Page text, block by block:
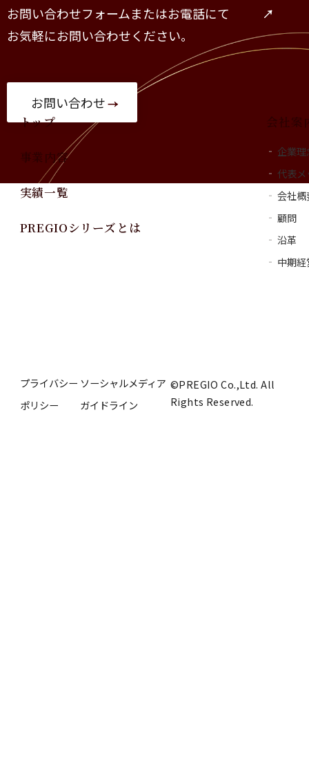
お問い合わせフォームまたはお電話にて
お気軽にお問い合わせください。
お問い合わせ
一覧
トップ
事業内容
実績一覧
PREGIOシリーズとは
会社案
企業
代表
会社概
顧問
沿革
中期
プライバシー
ポリシー
ソーシャルメディア
ガイドライン
©PREGIO Co.,Ltd. All
Rights Reserved.